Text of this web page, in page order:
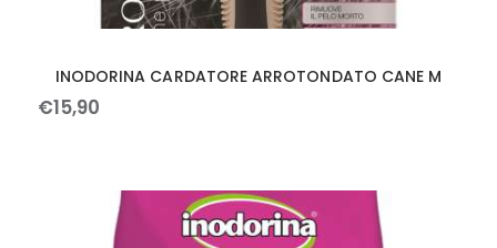
INODORINA CARDATORE ARROTONDATO CANE M
€15,90